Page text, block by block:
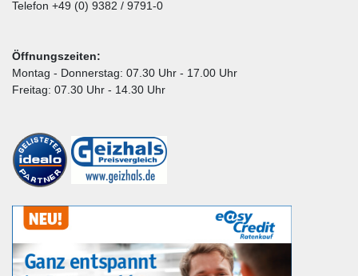
Telefon +49 (0) 9382 / 9791-0
Öffnungszeiten:
Montag - Donnerstag: 07.30 Uhr - 17.00 Uhr
Freitag: 07.30 Uhr - 14.30 Uhr